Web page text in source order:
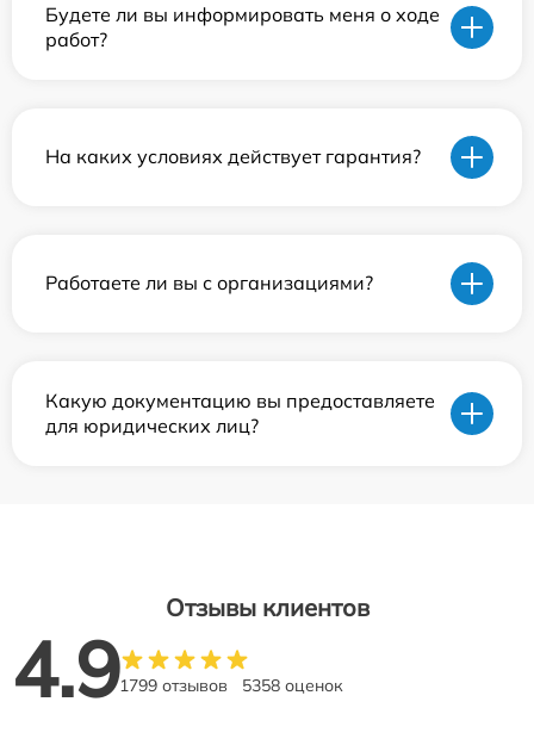
Будете ли вы информировать меня о ходе
работ?
На каких условиях действует гарантия?
Работаете ли вы с организациями?
Какую документацию вы предоставляете
для юридических лиц?
Отзывы клиентов
4.91799 отзывов 5358 оценок